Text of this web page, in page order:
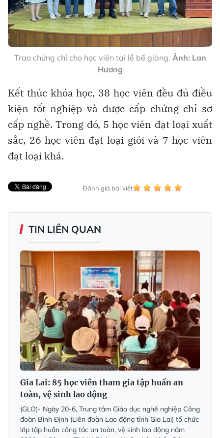
Trao chứng chỉ cho học viên tại lễ bế giảng. Ảnh: Lan
Hương
Kết thúc khóa học, 38 học viên đều đủ điều
kiện tốt nghiệp và được cấp chứng chỉ sơ
cấp nghề. Trong đó, 5 học viên đạt loại xuất
sắc, 26 học viên đạt loại giỏi và 7 học viên
đạt loại khá.
Đánh giá bài viết
TIN LIÊN QUAN
Gia Lai: 85 học viên tham gia tập huấn an
toàn, vệ sinh lao động
(GLO)- Ngày 20-6, Trung tâm Giáo dục nghề nghiệp Công
đoàn Bình Định (Liên đoàn Lao động tỉnh Gia Lai) tổ chức
lớp tập huấn công tác an toàn, vệ sinh lao động năm